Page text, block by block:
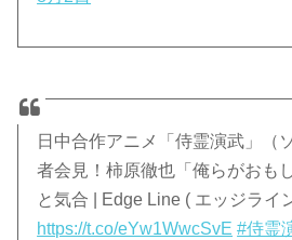
日中合作アニメ「侍霊演武」（
者会見！柿原徹也「俺らがおも
と気合 | Edge Line ( エッジライ
https://t.co/eYw1WwcSvE #侍霊